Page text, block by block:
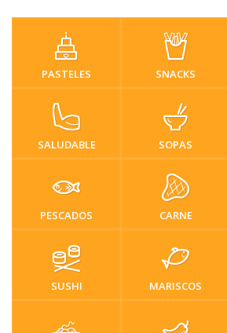
PASTELES SNACKS
SALUDABLE SOPAS
PESCADOS CARNE
SUSHI MARISCOS